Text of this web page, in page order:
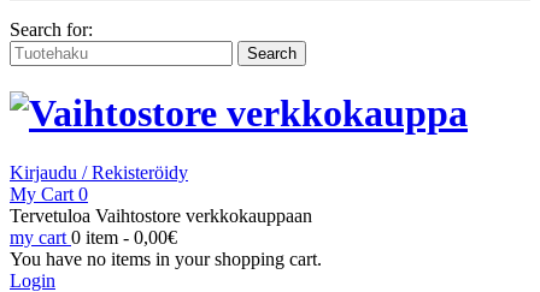
Search for:
Kirjaudu / Rekisteröidy
My Cart 0
Tervetuloa Vaihtostore verkkokauppaan
my cart 0 item - 0,00€
You have no items in your shopping cart.
Login